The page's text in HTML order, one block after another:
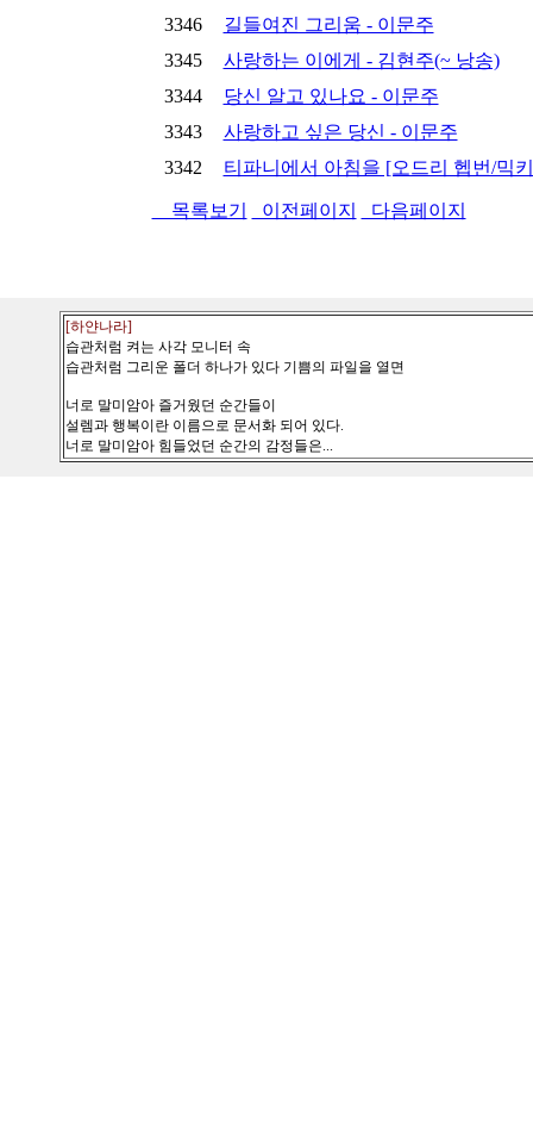
3346
길들여진 그리움 - 이문주
3345
사랑하는 이에게 - 김현주(~ 낭송)
3344
당신 알고 있나요 - 이문주
3343
사랑하고 싶은 당신 - 이문주
3342
티파니에서 아침을 [오드리 헵번/믹
목록보기 이전페이지 다음페이지
[하얀나라]
습관처럼 켜는 사각 모니터 속
습관처럼 그리운 폴더 하나가 있다 기쁨의 파일을 열면
너로 말미암아 즐거웠던 순간들이
설렘과 행복이란 이름으로 문서화 되어 있다.
너로 말미암아 힘들었던 순간의 감정들은...